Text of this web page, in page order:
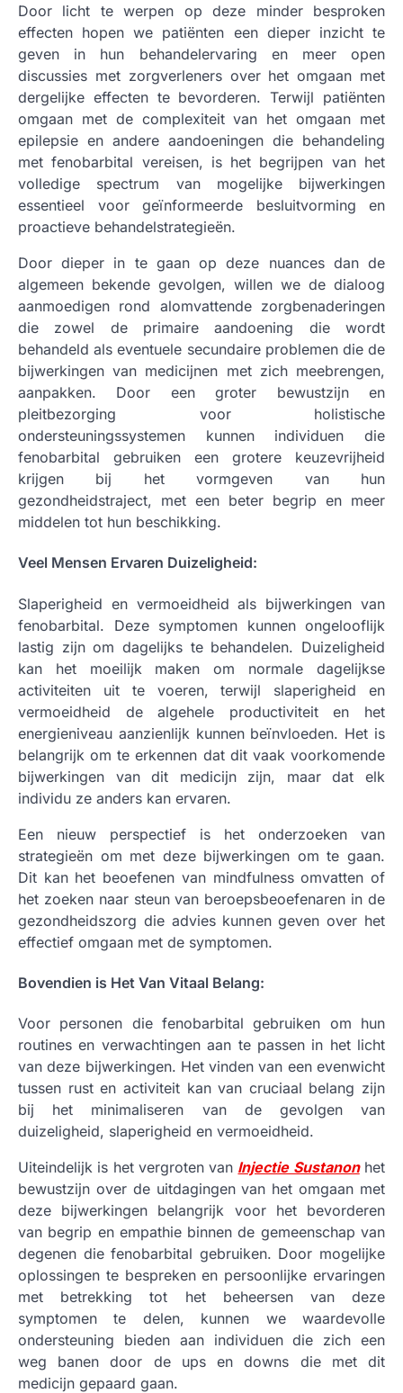
Door licht te werpen op deze minder besproken
effecten hopen we patiënten een dieper inzicht te
geven in hun behandelervaring en meer open
discussies met zorgverleners over het omgaan met
dergelijke effecten te bevorderen. Terwijl patiënten
omgaan met de complexiteit van het omgaan met
epilepsie en andere aandoeningen die behandeling
met fenobarbital vereisen, is het begrijpen van het
volledige spectrum van mogelijke bijwerkingen
essentieel voor geïnformeerde besluitvorming en
proactieve behandelstrategieën.
Door dieper in te gaan op deze nuances dan de
algemeen bekende gevolgen, willen we de dialoog
aanmoedigen rond alomvattende zorgbenaderingen
die zowel de primaire aandoening die wordt
behandeld als eventuele secundaire problemen die de
bijwerkingen van medicijnen met zich meebrengen,
aanpakken. Door een groter bewustzijn en
pleitbezorging voor holistische
ondersteuningssystemen kunnen individuen die
fenobarbital gebruiken een grotere keuzevrijheid
krijgen bij het vormgeven van hun
gezondheidstraject, met een beter begrip en meer
middelen tot hun beschikking.
Veel Mensen Ervaren Duizeligheid:
Slaperigheid en vermoeidheid als bijwerkingen van
fenobarbital. Deze symptomen kunnen ongelooflijk
lastig zijn om dagelijks te behandelen. Duizeligheid
kan het moeilijk maken om normale dagelijkse
activiteiten uit te voeren, terwijl slaperigheid en
vermoeidheid de algehele productiviteit en het
energieniveau aanzienlijk kunnen beïnvloeden. Het is
belangrijk om te erkennen dat dit vaak voorkomende
bijwerkingen van dit medicijn zijn, maar dat elk
individu ze anders kan ervaren.
Een nieuw perspectief is het onderzoeken van
strategieën om met deze bijwerkingen om te gaan.
Dit kan het beoefenen van mindfulness omvatten of
het zoeken naar steun van beroepsbeoefenaren in de
gezondheidszorg die advies kunnen geven over het
effectief omgaan met de symptomen.
Bovendien is Het Van Vitaal Belang:
Voor personen die fenobarbital gebruiken om hun
routines en verwachtingen aan te passen in het licht
van deze bijwerkingen. Het vinden van een evenwicht
tussen rust en activiteit kan van cruciaal belang zijn
bij het minimaliseren van de gevolgen van
duizeligheid, slaperigheid en vermoeidheid.
Uiteindelijk is het vergroten van Injectie Sustanonhet
bewustzijn over de uitdagingen van het omgaan met
deze bijwerkingen belangrijk voor het bevorderen
van begrip en empathie binnen de gemeenschap van
degenen die fenobarbital gebruiken. Door mogelijke
oplossingen te bespreken en persoonlijke ervaringen
met betrekking tot het beheersen van deze
symptomen te delen, kunnen we waardevolle
ondersteuning bieden aan individuen die zich een
weg banen door de ups en downs die met dit
medicijn gepaard gaan.